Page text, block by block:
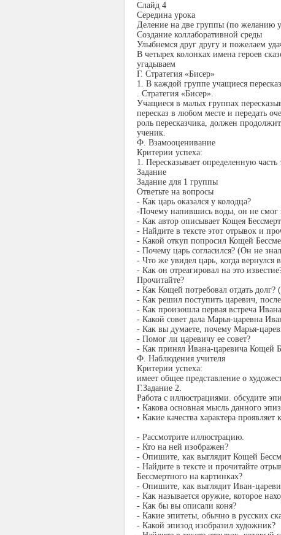
Слайд 4
Середина урока
Деление на две группы (по желанию
Создание коллаборативной среды
Улыбнемся друг другу и пожелаем
В четырех колонках имена героев
угадываем
Г. Стратегия «Бисер»
1. В каждой группе учащиеся
. Стратегия «Бисер».
Учащиеся в малых группах
пересказ в любом месте и передать
роль пересказчика, должен
ученик.
Ф. Взамооценивание
Критерии успеха:
1. Пересказывает определенную часть
Задание
Задание для 1 группы
Ответьте на вопросы
- Как царь оказался у колодца?
-Почему напившись воды, он не смог
- Как автор описывает Кощея
- Найдите в тексте этот отрывок и
- Какой откуп попросил Кощей
- Почему царь согласился? (Он не
- Что же увидел царь, когда вернулся
- Как он отреагировал на это
Прочитайте?
- Как Кощей потребовал отдать долг?
- Как решил поступить царевич, после
- Как произошла первая встреча
- Какой совет дала Марья-царевна
- Как вы думаете, почему Марья-
- Помог ли царевичу ее совет?
- Как принял Ивана-царевича Кощей
Ф. Наблюдения учителя
Критерии успеха:
имеет общее представление о
Г.Задание 2.
Работа с иллюстрациями. обсудите
• Какова основная мысль данного
• Какие качества характера
- Рассмотрите иллюстрацию.
- Кто на ней изображен?
- Опишите, как выглядит Кощей
- Найдите в тексте и прочитайте
Бессмертного на картинках?
- Опишите, как выглядит Иван-
- Как называется оружие, которое
- Как бы вы описали коня?
- Какие эпитеты, обычно в русских
- Какой эпизод изобразил художник?